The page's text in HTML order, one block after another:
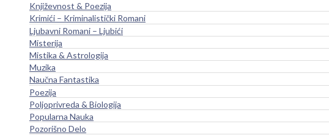
Književnost & Poezija
Krimići – Kriminalistički Romani
Ljubavni Romani – Ljubići
Misterija
Mistika & Astrologija
Muzika
Naučna Fantastika
Poezija
Poljoprivreda & Biologija
Popularna Nauka
Pozorišno Delo